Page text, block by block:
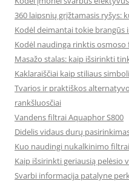
360 laipsnių grįžtamasis ryšys:
Kodėl deimantai tokie brangūs
Kodėl naudinga rinktis
Masažo stalas: kaip išsirinkti
Kaklaraiščiai kaip stiliaus
Tvarios ir praktiškos
rankšluosčiai
Vandens filtrai Aquaphor S800
Didelis vidaus durų
Kuo naudingi nukalkinimo
Kaip išsirinkti geriausią pelėsio
Svarbi informacija patalyne